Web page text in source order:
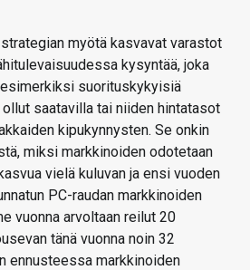
myötä kasvavat varastot
kysyntää, joka
suorituskykyisiä
saatavilla tai niiden hintatasot
kipukynnysten. Se onkin
miksi markkinoiden odotetaan
vielä kuluvan ja ensi vuoden
PC-raudan markkinoiden
vuonna arvoltaan reilut 20
tänä vuonna noin 32
ennusteessa markkinoiden